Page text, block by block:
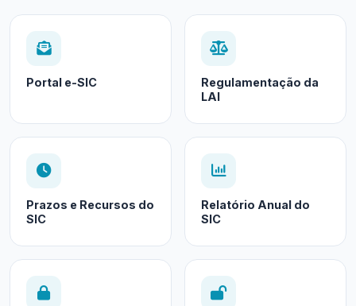
Portal e-SIC
Regulamentação da
LAI
Prazos e Recursos do
SIC
Relatório Anual do
SIC